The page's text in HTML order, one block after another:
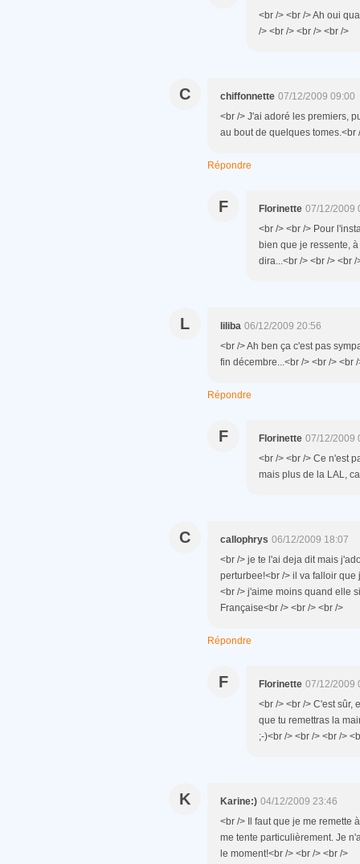
<br /> <br /> Ah oui
/> <br /> <br /> <br />
C chiffonnette 07/12/2009 09:00
<br /> J'ai adoré les premiers,
au bout de quelques tomes.<br
Répondre
F Florinette 07/12/2009
<br /> <br /> Pour
bien que je ressente,
dira...<br /> <br /> <br /
L liliba 06/12/2009 20:56
<br /> Ah ben ça c'est pas
fin décembre...<br /> <br /> <br
Répondre
F Florinette 07/12/2009
<br /> <br /> Ce n'est
mais plus de la LAL,
C callophrys 06/12/2009 18:07
<br /> je te l'ai deja dit mais
perturbee!<br /> il va falloir
<br /> j'aime moins quand elle
Française<br /> <br /> <br />
Répondre
F Florinette 07/12/2009
<br /> <br /> C'est sûr,
que tu remettras la
;-)<br /> <br /> <br />
K Karine:) 04/12/2009 23:46
<br /> Il faut que je me remette
me tente particulièrement. Je
le moment!<br /> <br /> <br />